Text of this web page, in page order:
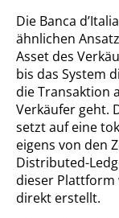
Die Banca
ähnlichen
Asset des
bis das System
die Transaktion
Verkäufer geht.
setzt auf eine
eigens von den
Distributed-
dieser Plattform
direkt erstellt.